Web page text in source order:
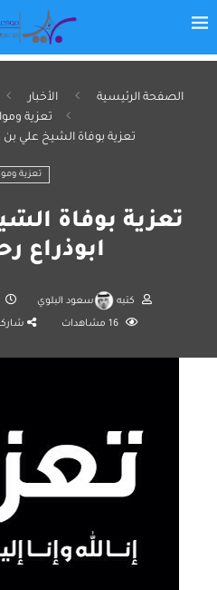
الصفحة الرئيسية الأخبار
تعزية
تعزية بوفاة الشيخ علي بن
تعزية
تعزية بوفاة
ابوذراع
كتبه سعود البلوي
16 مشاهدات